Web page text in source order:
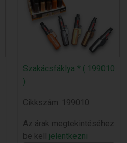
Szakácsfáklya * ( 199010
)
Cikkszám: 199010
Az árak megtekintéséhez
be kell jelentkezni